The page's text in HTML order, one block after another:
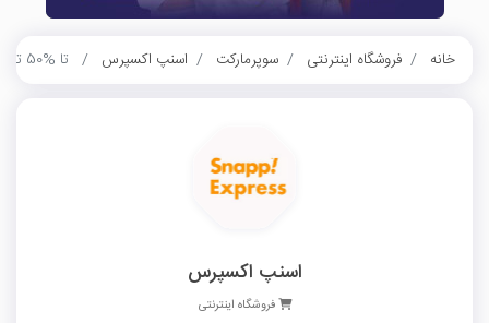
خانه فروشگاه اینترنتی سوپرمارکت اسنپ اکسپرس تا %50 تخفیف میوه و سبزیجات روز اسنپ اکسپرس
اسنپ اکسپرس
فروشگاه اینترنتی